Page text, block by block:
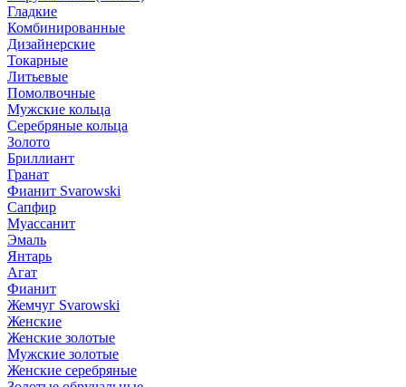
Гладкие
Комбинированные
Дизайнерские
Токарные
Литьевые
Помолвочные
Мужские кольца
Серебряные кольца
Золото
Бриллиант
Гранат
Фианит Svarowski
Сапфир
Муассанит
Эмаль
Янтарь
Агат
Фианит
Жемчуг Svarowski
Женские
Женские золотые
Мужские золотые
Женские серебряные